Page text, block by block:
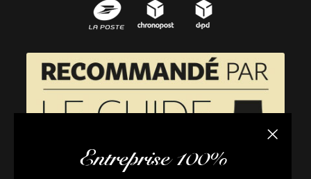
Fermer
Entreprise 100%